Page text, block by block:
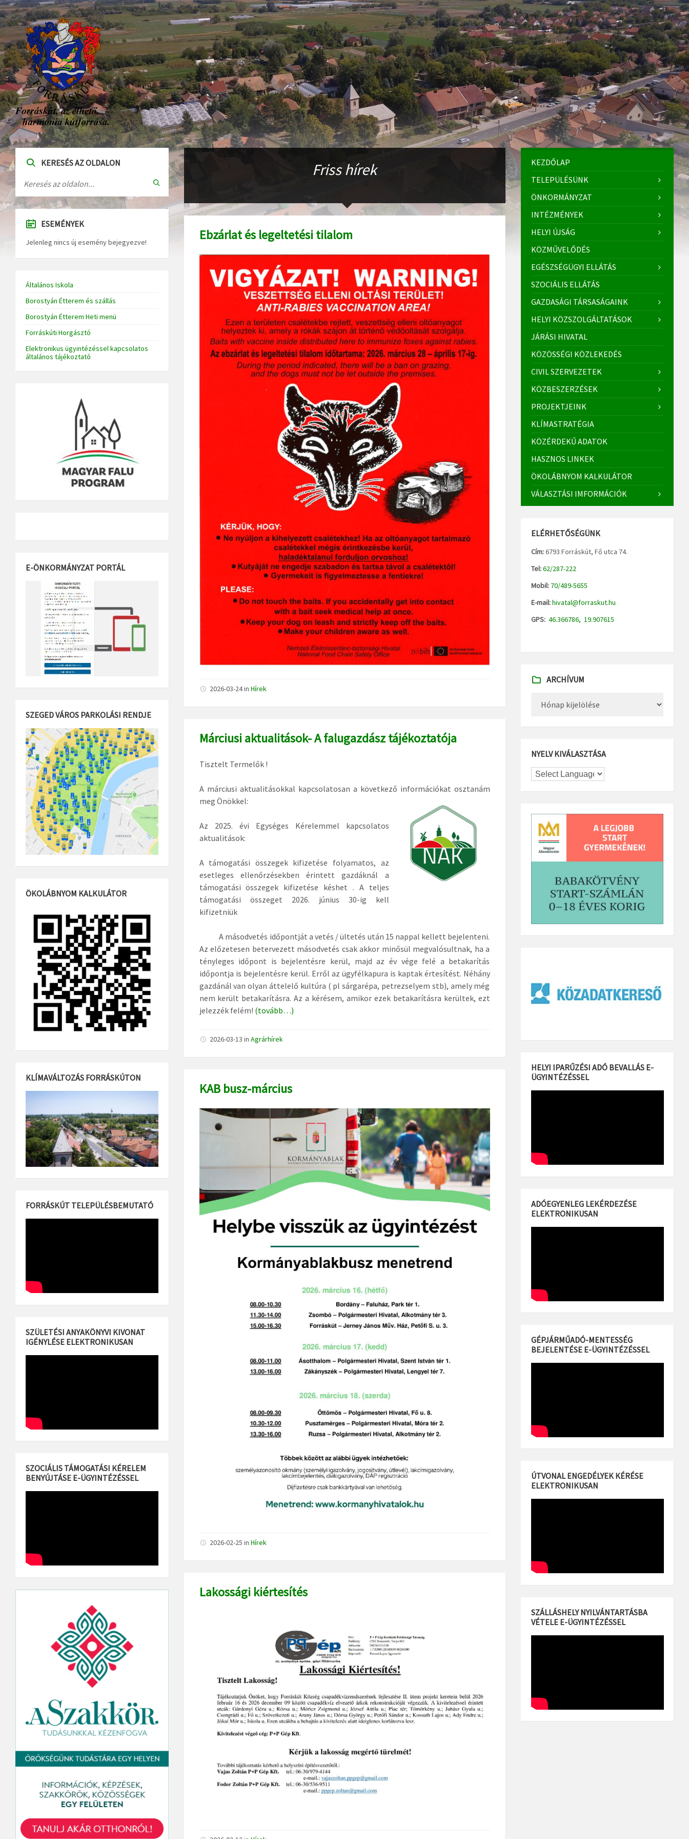
Friss hírek
Ebzárlat és legeltetési tilalom
2026-03-24in Hírek
Márciusi aktualitások- A falugazdász tájékoztatója
Tisztelt Termelők !
A márciusi aktualitásokkal kapcsolatosan a következő információkat osztanám
meg Önökkel:
Az 2025. évi Egységes Kérelemmel kapcsolatos
aktualitások:
A támogatási összegek kifizetése folyamatos, az
esetleges ellenőrzésekben érintett gazdáknál a
támogatási összegek kifizetése késhet . A teljes
támogatási összeget 2026. június 30-ig kell
kifizetniük
A másodvetés időpontját a vetés / ültetés után 15 nappal kellett bejelenteni.
Az előzetesen betervezett másodvetés csak akkor minősül megvalósultnak, ha a
tényleges időpont is bejelentésre kerül, majd az év vége felé a betakarítás
időpontja is bejelentésre kerül. Erről az ügyfélkapura is kaptak értesítést. Néhány
gazdánál van olyan áttelelő kultúra ( pl sárgarépa, petrezselyem stb), amely még
nem került betakarításra. Az a kérésem, amikor ezek betakarításra kerültek, ezt
jelezzék felém! (tovább…)
2026-03-13 in Agrárhírek
KAB busz-március
2026-02-25 in Hírek
Lakossági kiértesítés
KERESÉS AZ OLDALON
ESEMÉNYEK
Jelenleg nincs új esemény bejegyezve!
Általános Iskola
Borostyán Étterem és szállás
Borostyán Étterem Heti menü
Forráskúti Horgásztó
Elektronikus ügyintézéssel kapcsolatos
általános tájékoztató
E-ÖNKORMÁNYZAT PORTÁL
SZEGED VÁROS PARKOLÁSI RENDJE
ÖKOLÁBNYOM KALKULÁTOR
KLÍMAVÁLTOZÁS FORRÁSKÚTON
FORRÁSKÚT TELEPÜLÉSBEMUTATÓ
SZÜLETÉSI ANYAKÖNYVI KIVONAT
IGÉNYLÉSE ELEKTRONIKUSAN
SZOCIÁLIS TÁMOGATÁSI KÉRELEM
BENYÚJTÁSE E-ÜGYINTÉZÉSSEL
KEZDŐLAP
TELEPÜLÉSÜNK
ÖNKORMÁNYZAT
INTÉZMÉNYEK
HELYI ÚJSÁG
KÖZMŰVELŐDÉS
EGÉSZSÉGÜGYI ELLÁTÁS
SZOCIÁLIS ELLÁTÁS
GAZDASÁGI TÁRSASÁGAINK
HELYI KÖZSZOLGÁLTATÁSOK
JÁRÁSI HIVATAL
KÖZÖSSÉGI KÖZLEKEDÉS
CIVIL SZERVEZETEK
KÖZBESZERZÉSEK
PROJEKTJEINK
KLÍMASTRATÉGIA
KÖZÉRDEKŰ ADATOK
HASZNOS LINKEK
ÖKOLÁBNYOM KALKULÁTOR
VÁLASZTÁSI IMFORMÁCIÓK
ELÉRHETŐSÉGÜNK
Cím:6793 Forráskút, Fő utca 74.
Tel:62/287-222
Mobil:70/489-5655
E-mail:hivatal@forraskut.hu
GPS: 46.366786, 19.907615
ARCHÍVUM
NYELV KIVÁLASZTÁSA
HELYI IPARŰZÉSI ADÓ BEVALLÁS E-
ÜGYINTÉZÉSSEL
ADÓEGYENLEG LEKÉRDEZÉSE
ELEKTRONIKUSAN
GÉPJÁRMŰADÓ-MENTESSÉG
BEJELENTÉSE E-ÜGYINTÉZÉSSEL
ÚTVONAL ENGEDÉLYEK KÉRÉSE
ELEKTRONIKUSAN
SZÁLLÁSHELY NYILVÁNTARTÁSBA
VÉTELE E-ÜGYINTÉZÉSSEL